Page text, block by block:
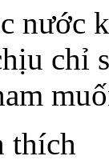
nước
chỉ
thích